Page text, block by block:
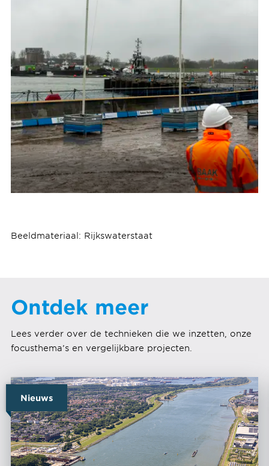
Beeldmateriaal: Rijkswaterstaat
Ontdek meer
Lees verder over de technieken die we inzetten, onze
focusthema’s en vergelijkbare projecten.
Nieuws